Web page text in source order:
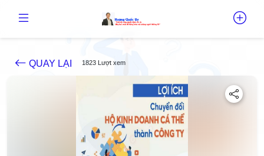
QUAY LẠI 1823 Lượt xem